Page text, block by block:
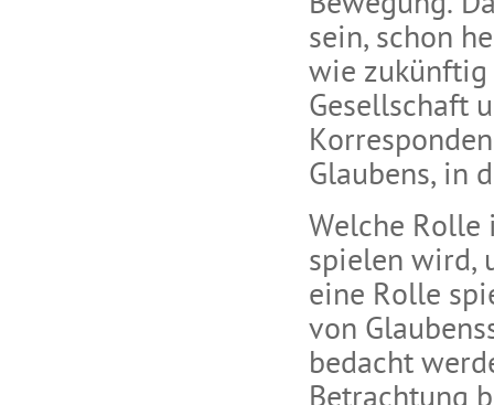
sein, schon
wie zukünftig
Gesellschaft
Glaubens, in
Welche Rolle
spielen wird,
eine Rolle
von
bedacht